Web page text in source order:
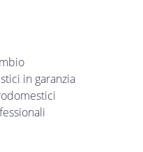
in garanzia